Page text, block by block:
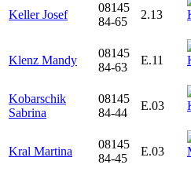
Keller Josef
08145
84-65
2.13
Klenz Mandy
08145
84-63
E.11
Kobarschik
Sabrina
08145
84-44
E.03
Kral Martina
08145
84-45
E.03